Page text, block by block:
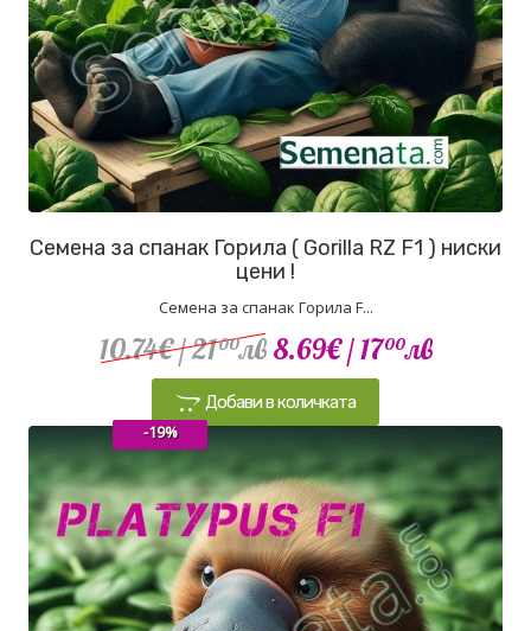
Семена за спанак Горила ( Gorilla RZ F1 ) ниски
цени !
Семена за спанак Горила F...
10.74€/ 2100лв 8.69€/ 1700лв
Добави в количката
-19%